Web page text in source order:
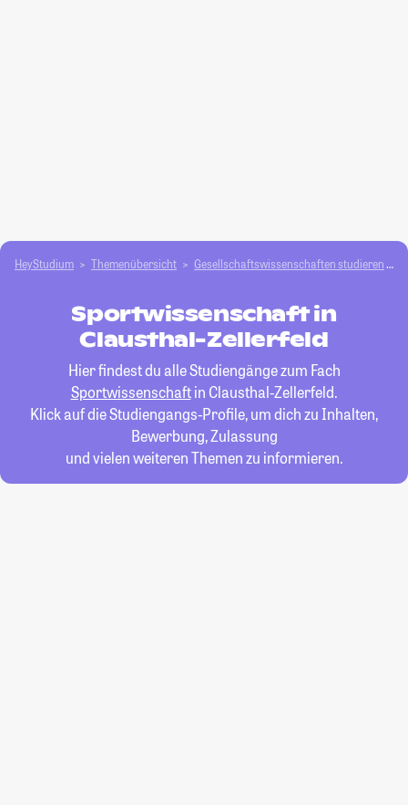
HeyStudium Themenübersicht Gesellschafts­­wissenschaften studieren
Sportwissenschaft in
Clausthal-Zellerfeld
Hier findest du alle Studiengänge zum Fach
Sportwissenschaftin Clausthal-Zellerfeld.
Klick auf die Studiengangs-Profile, um dich zu Inhalten,
Bewerbung, Zulassung
und vielen weiteren Themen zu informieren.